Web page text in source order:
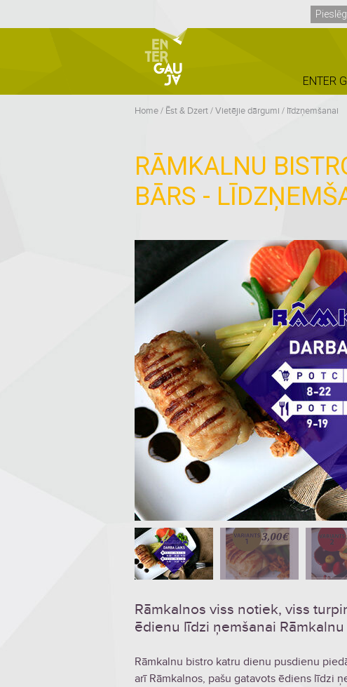
ENTER
Home/ Ēst & Dzert/Vietējie dārgumi / līdzņemšanai
RĀMKALNU
BĀRS -
Rāmkalnos viss notiek, viss
ēdienu līdzi ņemšanai
Rāmkalnu bistro katru dienu pusdienu
arī Rāmkalnos, pašu gatavots ēdiens līdzi